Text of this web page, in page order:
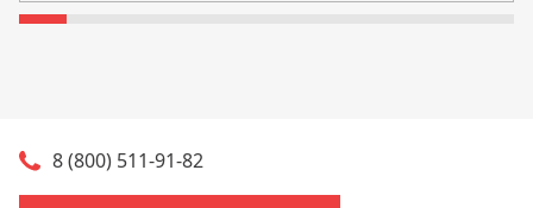
8 (800) 511-91-82